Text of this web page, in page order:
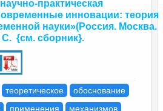
практическая
инновации: теория
науки»(Россия. Москва.
С. {см. сборник}.
теоретическое
обоснование
применения
механизмов